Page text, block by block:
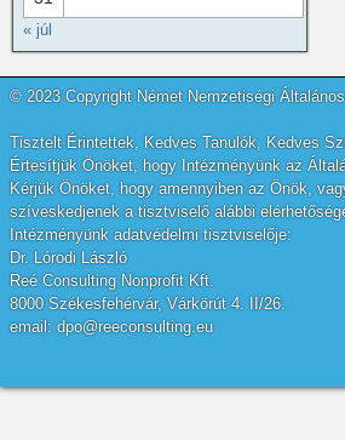
« júl
© 2023 Copyright Német Nemzetiségi
Tisztelt Érintettek, Kedves Tanulók, Kedves
Értesítjük Önöket, hogy Intézményünk az
Kérjük Önöket, hogy amennyiben az Önök,
szíveskedjenek a tisztviselő alábbi
Intézményünk adatvédelmi tisztviselője:
Dr. Lórodi László
Reé Consulting Nonprofit Kft.
8000 Székesfehérvár, Várkörút 4. II/26.
email: dpo@reeconsulting.eu